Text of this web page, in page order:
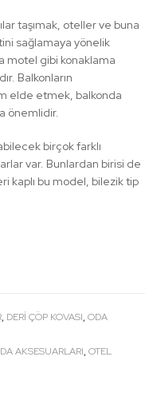
taşımak, oteller ve buna
sağlamaya yönelik
motel gibi konaklama
Balkonların
elde etmek, balkonda
önemlidir.
birçok farklı
var. Bunlardan birisi de
kaplı bu model, bilezik tip
, DERI ÇÖP KOVASI, ODA
AKSESUARLARI, OTEL